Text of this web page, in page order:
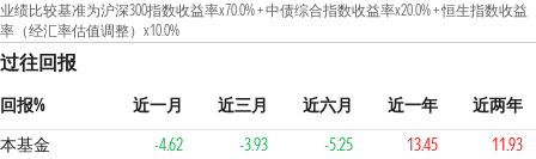
业绩比较基准为沪深300指数收益率x70.0% + 中债综合指数收益率x20.0% + 恒生指数收益
率（经汇率估值调整）x10.0%
过往回报
回报% 近一月 近三月 近六月 近一年
近两年
本基金
-4.62 -3.93 -5.25 13.45
11.93